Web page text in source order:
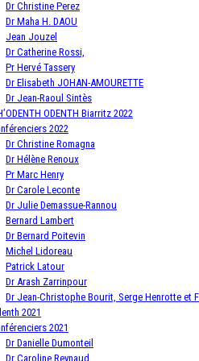
Dr Christine Perez
Dr Maha H. DAOU
Jean Jouzel
Dr Catherine Rossi,
Pr Hervé Tassery
Dr Elisabeth JOHAN-AMOURETTE
Dr Jean-Raoul Sintès
ODENTH Biarritz 2022
2022
Dr Christine Romagna
Dr Hélène Renoux
Pr Marc Henry
Dr Carole Leconte
Dr Julie Demassue-Rannou
Bernard Lambert
Dr Bernard Poitevin
Michel Lidoreau
Patrick Latour
Dr Arash Zarrinpour
Dr Jean-Christophe Bourit, Serge Henrotte et
2021
2021
Dr Danielle Dumonteil
Dr Caroline Reynaud